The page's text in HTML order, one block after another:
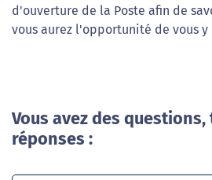
d'ouverture de la Poste afin de
vous aurez l'opportunité de vous y
Vous avez des questions,
réponses :